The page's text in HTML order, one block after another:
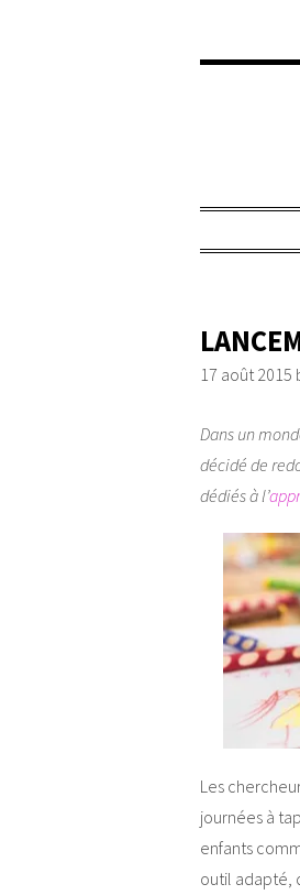
17 août 2015
Dans un
décidé de
dédiés à l’
Les
journées à
enfants
outil adapté,